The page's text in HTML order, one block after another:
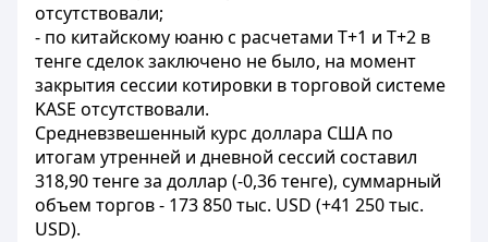
отсутствовали;
- по китайскому юаню с расчетами T+1 и Т+2 в
тенге сделок заключено не было, на момент
закрытия сессии котировки в торговой системе
KASE отсутствовали.
Средневзвешенный курс доллара США по
итогам утренней и дневной сессий составил
318,90 тенге за доллар (-0,36 тенге), суммарный
объем торгов - 173 850 тыс. USD (+41 250 тыс.
USD).